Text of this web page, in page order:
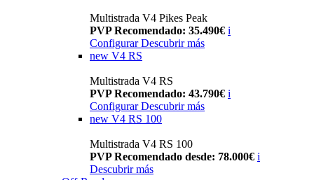
Multistrada V4 Pikes Peak
PVP Recomendado: 35.490€ i
Configurar Descubrir más
new V4 RS
Multistrada V4 RS
PVP Recomendado: 43.790€ i
ConfigurarDescubrir más
new V4 RS 100
Multistrada V4 RS 100
PVP Recomendado desde: 78.000€ i
Descubrir más